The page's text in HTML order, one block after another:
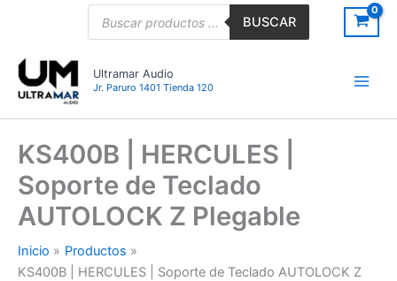
BUSCAR
Ultramar Audio
Jr. Paruro 1401 Tienda 120
KS400B | HERCULES |
Soporte de Teclado
AUTOLOCK Z Plegable
Inicio
Productos
KS400B | HERCULES | Soporte de Teclado AUTOLOCK Z